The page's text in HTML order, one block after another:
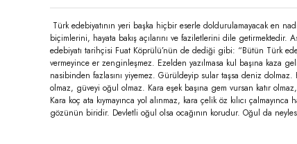
Türk edebiyatının yeri başka hiçbir eserle doldurulamayacak en
biçimlerini, hayata bakış açılarını ve faziletlerini dile
edebiyatı tarihçisi Fuat Köprülü’nün de dediği gibi: “Bütün Türk
vermeyince er zenginleşmez. Ezelden yazılmasa kul başına kaza
nasibinden fazlasını yiyemez. Gürüldeyip sular taşsa deniz
olmaz, güveyi oğul olmaz. Kara eşek başına gem vursan katır
Kara koç ata kıymayınca yol alınmaz, kara çelik öz kılıcı
gözünün biridir. Devletli oğul olsa ocağının korudur. Oğul da